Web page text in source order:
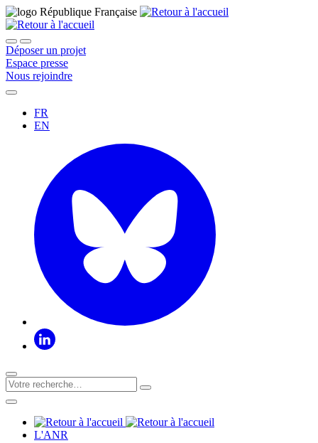
Déposer un projet
Espace presse
Nous rejoindre
FR
EN
L'ANR